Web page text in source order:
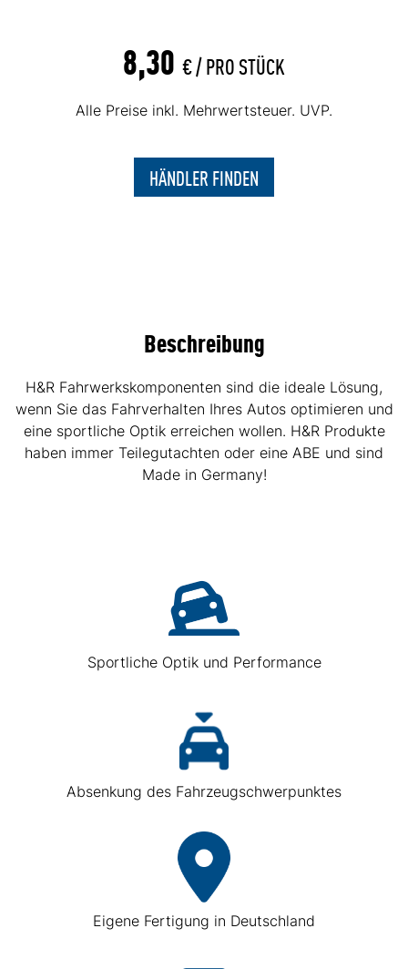
8,30 € /PRO STÜCK
Alle Preise inkl. Mehrwertsteuer. UVP.
HÄNDLER FINDEN
Beschreibung
H&R Fahrwerkskomponenten sind die ideale Lösung,
wenn Sie das Fahrverhalten Ihres Autos optimieren und
eine sportliche Optik erreichen wollen. H&R Produkte
haben immer Teilegutachten oder eine ABE und sind
Made in Germany!
Sportliche Optik und Performance
Absenkung des Fahrzeugschwerpunktes
Eigene Fertigung in Deutschland